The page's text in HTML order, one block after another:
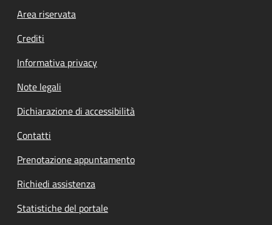
Footer menu
Area riservata
Crediti
Informativa privacy
Note legali
Dichiarazione di accessibilità
Contatti
Prenotazione appuntamento
Richiedi assistenza
Statistiche del portale